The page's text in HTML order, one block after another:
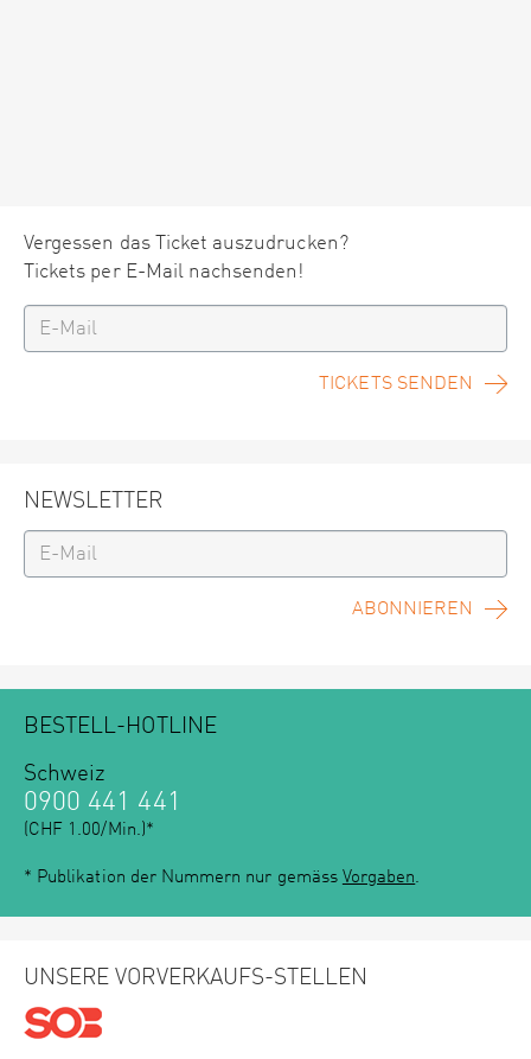
Vergessen das Ticket auszudrucken?
Tickets per E-Mail nachsenden!
TICKETS SENDEN
NEWSLETTER
ABONNIEREN
BESTELL-HOTLINE
Schweiz
0900 441 441
(CHF 1.00/Min.)*
* Publikation der Nummern nur gemäss Vorgaben.
UNSERE VORVERKAUFS-STELLEN